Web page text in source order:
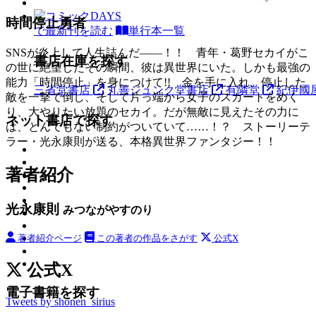
で最新刊を読む 単行本一覧
書店在庫を探す
三省堂書店 丸善ジュンク堂書店 有隣堂 紀伊國
ネット書店で探す
電子書籍を探す
時間停止勇者
SNSが炎上して人生詰んだ――！！ 青年・葛野セカイがこ
の世に絶望したその瞬間、彼は異世界にいた。しかも最強の
能力「時間停止」を身につけて!! 金を手に入れ、停止した
敵を一撃で倒し、そして片っ端から女子のスカートをめく
り、大やりたい放題のセカイ。だが無敵に見えたその力に
は、とんでもない制約がついていて……！？ ストーリーテ
ラー・光永康則が送る、本格異世界ファンタジー！！
著者紹介
光永康則 みつながやすのり
著者紹介ページ この著者の作品をさがす 公式X
公式X
Tweets by shonen_sirius